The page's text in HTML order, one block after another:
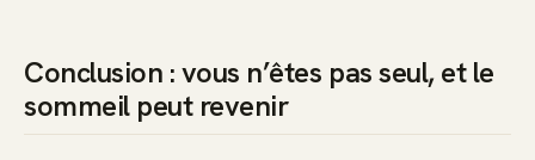
Conclusion : vous n’êtes pas seul, et le
sommeil peut revenir